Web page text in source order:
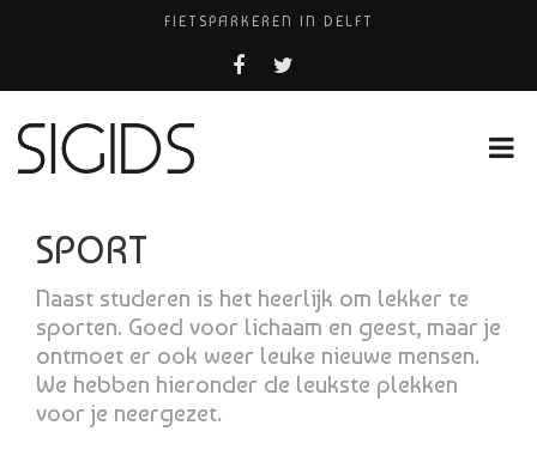
FIETSPARKEREN IN DELFT
FIETS KWIJT IN TILBURG?
USED PRODUCTS LEIDEN
SPORT
Naast studeren is het heerlijk om lekker te
sporten. Goed voor lichaam en geest, maar je
ontmoet er ook weer leuke nieuwe mensen.
We hebben hieronder de leukste plekken
voor je neergezet.